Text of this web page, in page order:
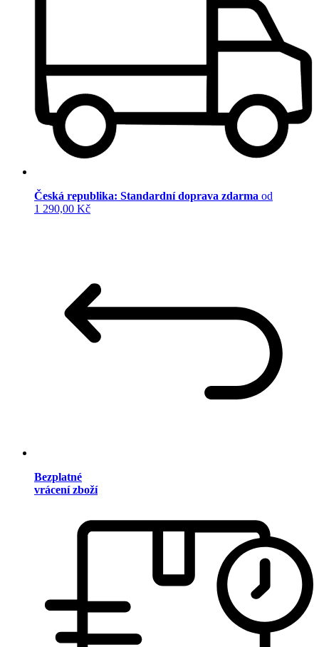
Česká republika: Standardní doprava zdarma od
1 290,00 Kč
Bezplatné
vrácení zboží